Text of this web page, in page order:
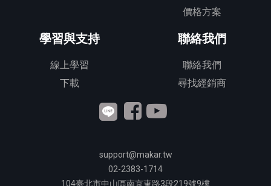
價格方案
學習與支持
線上學習
下載
聯絡我們
聯絡我們
尋找經銷商
support@makar.tw
02-2383-1714
104臺北市中山區南京東路3段219號9樓